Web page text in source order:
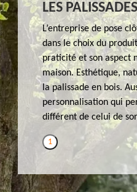
LES
L’entreprise de pose
dans le choix du
praticité et son aspect
maison. Esthétique,
la palissade en bois.
personnalisation qui
différent de celui de
1